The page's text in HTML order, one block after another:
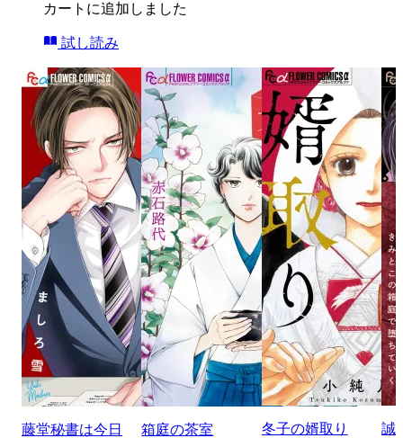
カートに追加しました
試し読み
藤堂秘書は今日 箱庭の茶室 冬子の婿取り 誠